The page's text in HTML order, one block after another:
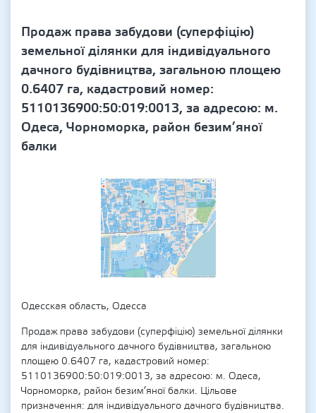
Продаж права забудови (суперфіцію)
земельної ділянки для індивідуального
дачного будівництва, загальною площею
0.6407 га, кадастровий номер:
5110136900:50:019:0013, за адресою: м.
Одеса, Чорноморка, район безим’яної
балки
Одесская область, Одесса
Продаж права забудови (суперфіцію) земельної ділянки
для індивідуального дачного будівництва, загальною
площею 0.6407 га, кадастровий номер:
5110136900:50:019:0013, за адресою: м. Одеса,
Чорноморка, район безим’яної балки. Цільове
призначення: для індивідуального дачного будівництва.